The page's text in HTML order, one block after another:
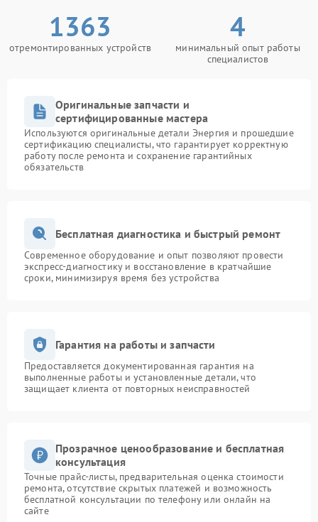
1363
отремонтированных устройств
4
минимальный опыт работы
специалистов
Оригинальные запчасти и
сертифицированные мастера
Используются оригинальные детали Энергия и прошедшие
сертификацию специалисты, что гарантирует корректную
работу после ремонта и сохранение гарантийных
обязательств
Бесплатная диагностика и быстрый ремонт
Современное оборудование и опыт позволяют провести
экспресс-диагностику и восстановление в кратчайшие
сроки, минимизируя время без устройства
Гарантия на работы и запчасти
Предоставляется документированная гарантия на
выполненные работы и установленные детали, что
защищает клиента от повторных неисправностей
Прозрачное ценообразование и бесплатная
консультация
Точные прайс-листы, предварительная оценка стоимости
ремонта, отсутствие скрытых платежей и возможность
бесплатной консультации по телефону или онлайн на
сайте